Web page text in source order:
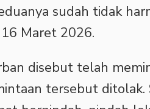
sudah tidak
Maret 2026.
disebut telah
tersebut ditolak.